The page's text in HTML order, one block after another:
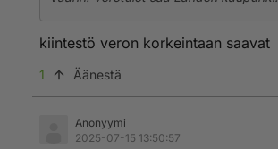
kiintestö veron korkeintaan saavat
1 Äänestä
Anonyymi
2025-07-15 13:50:57